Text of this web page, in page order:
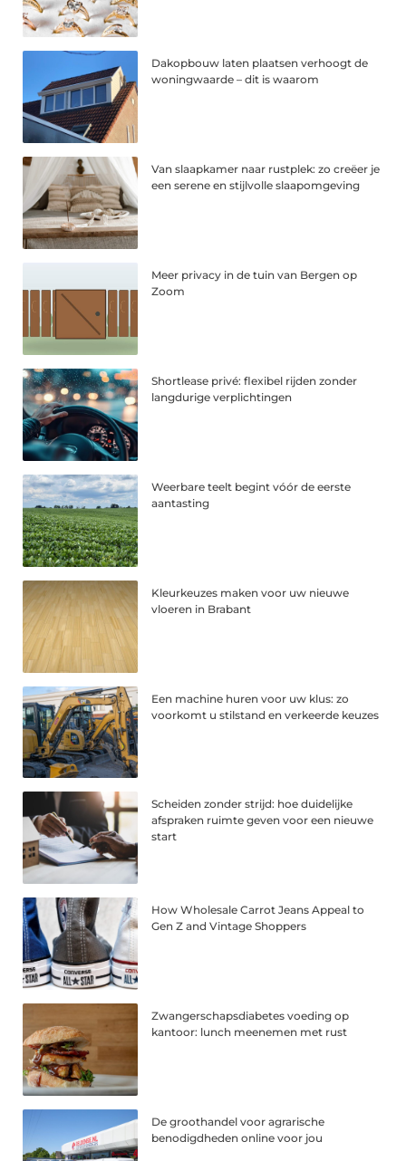
Dakopbouw laten plaatsen verhoogt de
woningwaarde – dit is waarom
Van slaapkamer naar rustplek: zo creëer je
een serene en stijlvolle slaapomgeving
Meer privacy in de tuin van Bergen op
Zoom
Shortlease privé: flexibel rijden zonder
langdurige verplichtingen
Weerbare teelt begint vóór de eerste
aantasting
Kleurkeuzes maken voor uw nieuwe
vloeren in Brabant
Een machine huren voor uw klus: zo
voorkomt u stilstand en verkeerde keuzes
Scheiden zonder strijd: hoe duidelijke
afspraken ruimte geven voor een nieuwe
start
How Wholesale Carrot Jeans Appeal to
Gen Z and Vintage Shoppers
Zwangerschapsdiabetes voeding op
kantoor: lunch meenemen met rust
De groothandel voor agrarische
benodigdheden online voor jou